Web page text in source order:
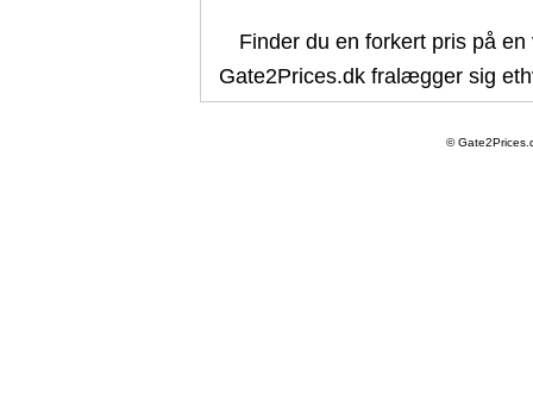
Finder du en forkert pris på
Gate2Prices.dk fralægger sig
©